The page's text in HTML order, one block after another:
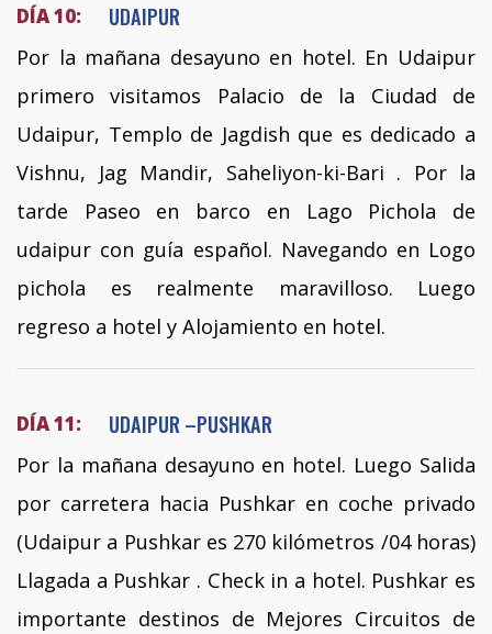
DÍA 10: UDAIPUR
Por la mañana desayuno en hotel. En Udaipur
primero visitamos Palacio de la Ciudad de
Udaipur, Templo de Jagdish que es dedicado a
Vishnu, Jag Mandir, Saheliyon-ki-Bari . Por la
tarde Paseo en barco en Lago Pichola de
udaipur con guía español. Navegando en Logo
pichola es realmente maravilloso. Luego
regreso a hotel y Alojamiento en hotel.
DÍA 11: UDAIPUR –PUSHKAR
Por la mañana desayuno en hotel. Luego Salida
por carretera hacia Pushkar en coche privado
(Udaipur a Pushkar es 270 kilómetros /04 horas)
Llagada a Pushkar . Check in a hotel. Pushkar es
importante destinos de Mejores Circuitos de